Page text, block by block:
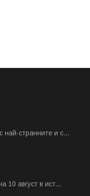
най-странните и с...
10 август в ист...